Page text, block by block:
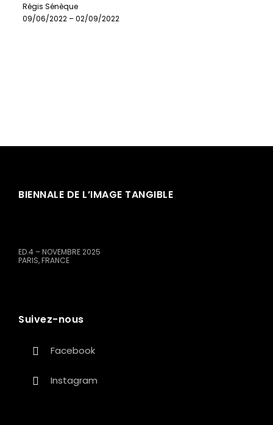
Régis Sénèque
09/06/2022 – 02/09/2022
BIENNALE DE L’IMAGE TANGIBLE
ED.4 – NOVEMBRE 2025
PARIS, FRANCE
Suivez-nous
Facebook
Instagram